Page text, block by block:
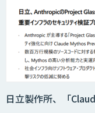
日立製作所、「